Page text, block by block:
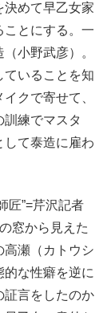
決めて早乙女家
ことにする。一
小野武彦）。
ていることを知
クで寄せて、
練でマスタ
して泰造に雇わ
匠”=芹沢記者
窓から見えた
高瀬（カトウシ
な性癖を逆に
証言をしたのか